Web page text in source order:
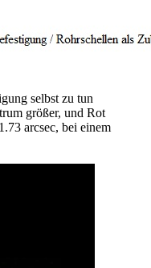
selbst zu tun
größer, und Rot
arcsec, bei einem